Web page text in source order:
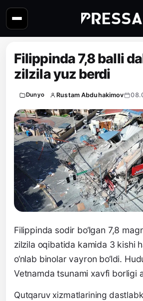
Filippinda 7,8 balli
zilzila yuz berdi
Dunyo Rustam Abduhakimov
Filippinda sodir bo‘lgan 7,8
zilzila oqibatida kamida 3 kishi
o‘nlab binolar vayron bo‘ldi.
Vetnamda tsunami xavfi borligi
Qutqaruv xizmatlarining